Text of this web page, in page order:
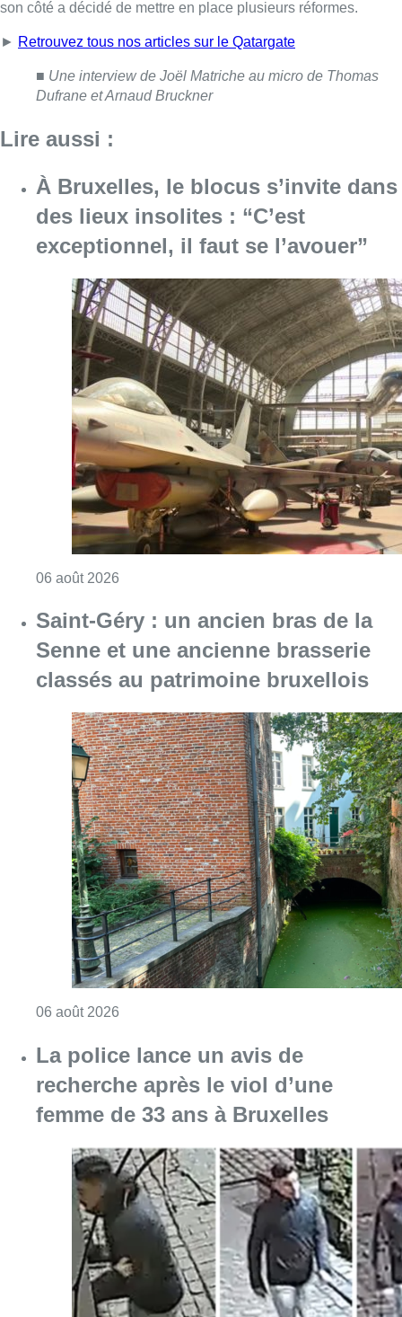
06 août 2026Consulter l'article "À Bruxelles, le blocus
Saint-Géry : un ancien bras de la
Senne et une ancienne brasserie
classés au patrimoine bruxellois
06 août 2026Consulter l'article "Saint-Géry : un ancien
La police lance un avis de
recherche après le viol d’une
femme de 33 ans à Bruxelles
06 août 2026 Consulter l'article "La police lance un avis
La Commune d’Ixelles ouvre un
registre de condoléances en
mémoire de Jaswinder Singh,